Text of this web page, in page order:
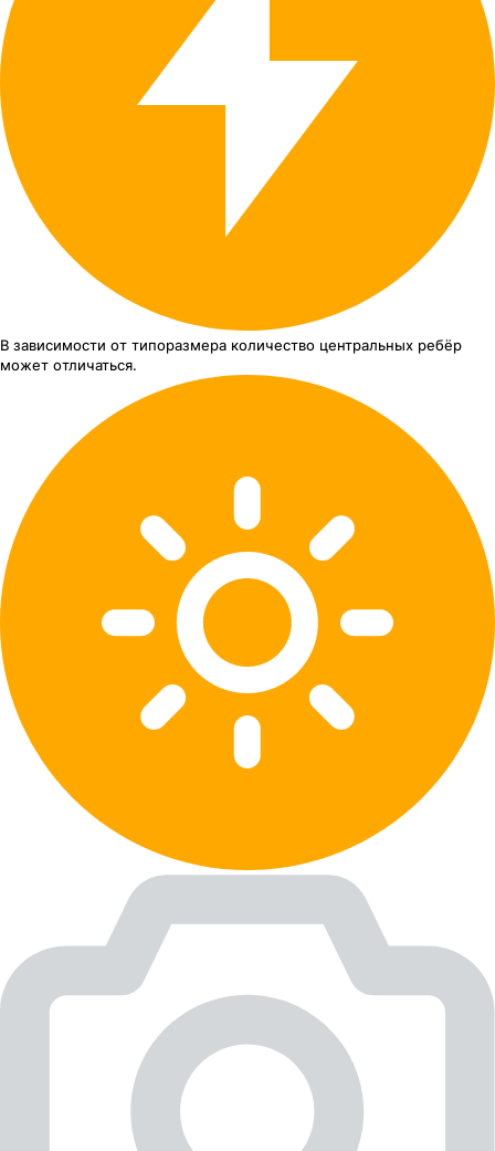
В зависимости от типоразмера количество центральных ребёр
может отличаться.